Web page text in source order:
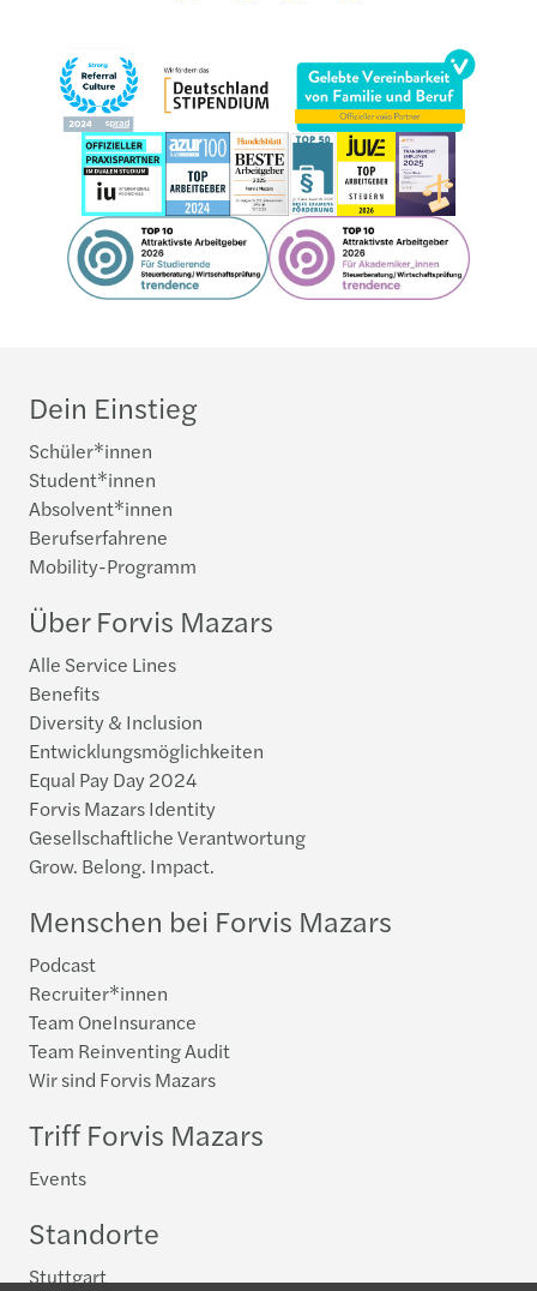
Dein Einstieg
Schüler*innen
Student*innen
Absolvent*innen
Berufserfahrene
Mobility-Programm
Über Forvis Mazars
Alle Service Lines
Benefits
Diversity & Inclusion
Entwicklungsmöglichkeiten
Equal Pay Day 2024
Forvis Mazars Identity
Gesellschaftliche Verantwortung
Grow. Belong. Impact.
Menschen bei Forvis Mazars
Podcast
Recruiter*innen
Team OneInsurance
Team Reinventing Audit
Wir sind Forvis Mazars
Triff Forvis Mazars
Events
Standorte
Stuttgart